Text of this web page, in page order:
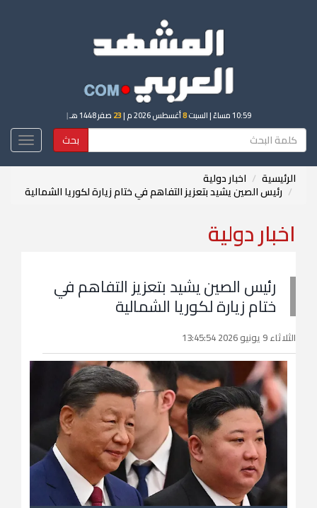
10:59 مساءً | السبت8أغسطس 2026 م | 23 صفر 1448 هـ |
بحث
الرئيسية اخبار دولية
رئيس الصين يشيد بتعزيز التفاهم في ختام زيارة لكوريا الشمالية
اخبار دولية
رئيس الصين يشيد بتعزيز التفاهم في
ختام زيارة لكوريا الشمالية
الثلاثاء 9 يونيو 2026 13:45:54